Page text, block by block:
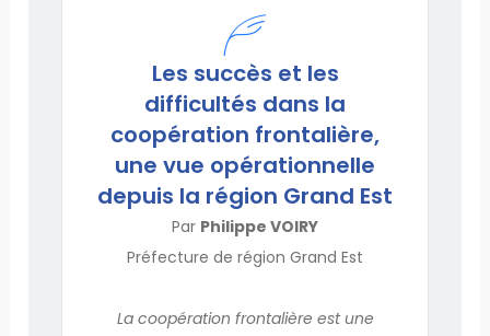
Les succès et les
difficultés dans la
coopération frontalière,
une vue opérationnelle
depuis la région Grand Est
Par Philippe VOIRY
Préfecture de région Grand Est
La coopération frontalière est une